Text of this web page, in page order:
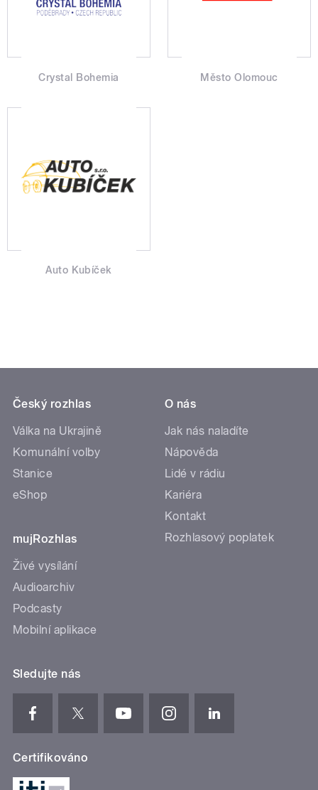
Crystal Bohemia Město Olomouc
Auto Kubíček
Český rozhlas
Válka na Ukrajině
Komunální volby
Stanice
eShop
mujRozhlas
Živé vysílání
Audioarchiv
Podcasty
Mobilní aplikace
O nás
Jak nás naladíte
Nápověda
Lidé v rádiu
Kariéra
Kontakt
Rozhlasový poplatek
Sledujte nás
Certifikováno